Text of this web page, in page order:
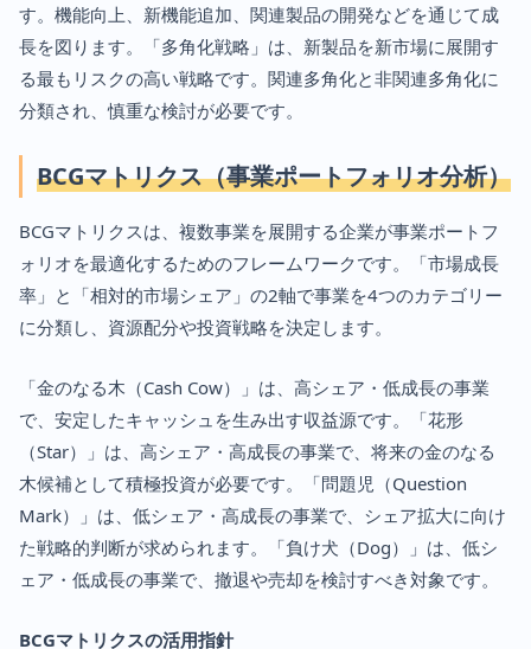
す。機能向上、新機能追加、関連製品の開発などを通じて成
長を図ります。「多角化戦略」は、新製品を新市場に展開す
る最もリスクの高い戦略です。関連多角化と非関連多角化に
分類され、慎重な検討が必要です。
BCGマトリクス（事業ポートフォリオ分析）
BCGマトリクスは、複数事業を展開する企業が事業ポートフ
ォリオを最適化するためのフレームワークです。「市場成長
率」と「相対的市場シェア」の2軸で事業を4つのカテゴリー
に分類し、資源配分や投資戦略を決定します。
「金のなる木（Cash Cow）」は、高シェア・低成長の事業
で、安定したキャッシュを生み出す収益源です。「花形
（Star）」は、高シェア・高成長の事業で、将来の金のなる
木候補として積極投資が必要です。「問題児（Question
Mark）」は、低シェア・高成長の事業で、シェア拡大に向け
た戦略的判断が求められます。「負け犬（Dog）」は、低シ
ェア・低成長の事業で、撤退や売却を検討すべき対象です。
BCGマトリクスの活用指針